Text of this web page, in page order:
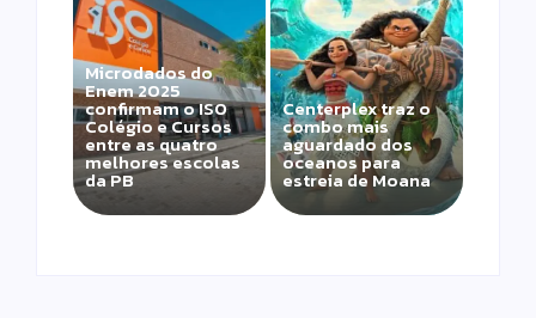
Microdados do
Enem 2025
confirmam o ISO
Colégio e Cursos
entre as quatro
melhores escolas
da PB
Centerplex traz o
combo mais
aguardado dos
oceanos para
estreia de Moana